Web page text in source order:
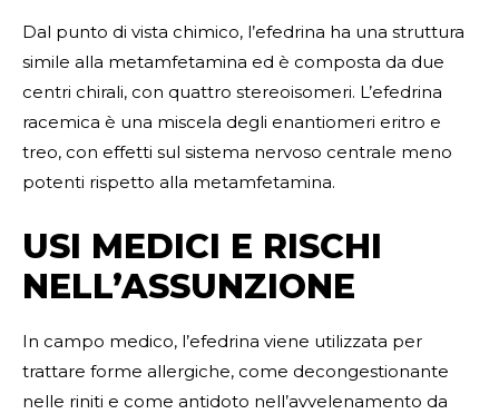
Dal punto di vista chimico, l’efedrina ha una struttura
simile alla metamfetamina ed è composta da due
centri chirali, con quattro stereoisomeri. L’efedrina
racemica è una miscela degli enantiomeri eritro e
treo, con effetti sul sistema nervoso centrale meno
potenti rispetto alla metamfetamina.
USI MEDICI E RISCHI
NELL’ASSUNZIONE
In campo medico, l’efedrina viene utilizzata per
trattare forme allergiche, come decongestionante
nelle riniti e come antidoto nell’avvelenamento da